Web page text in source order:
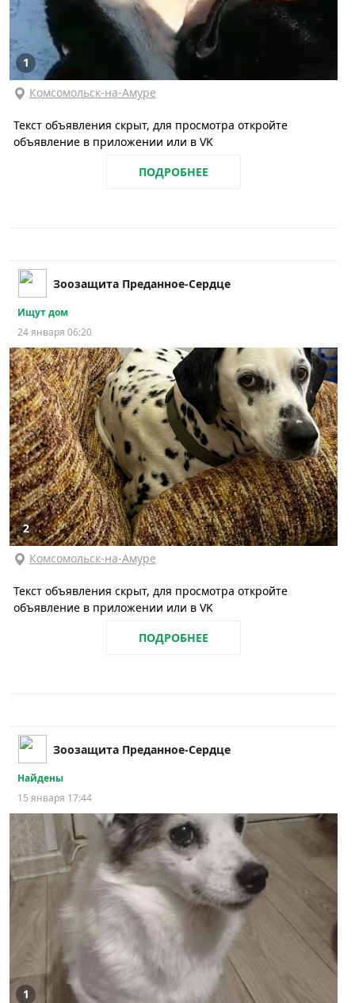
1
Комсомольск-на-Амуре
Текст объявления скрыт, для просмотра откройте
объявление в приложении или в VK
ПОДРОБНЕЕ
Зоозащита Преданное-Сердце
Ищут дом
24 января 06:20
2
Комсомольск-на-Амуре
Текст объявления скрыт, для просмотра откройте
объявление в приложении или в VK
ПОДРОБНЕЕ
Зоозащита Преданное-Сердце
Найдены
15 января 17:44
1